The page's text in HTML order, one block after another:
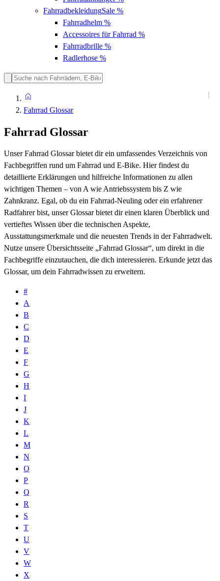
FahrradbekleidungSale %
Fahrradhelm %
Accessoires für Fahrrad %
Fahrradbrille %
Radlerhose %
Fahrrad Glossar
Fahrrad Glossar
Unser Fahrrad Glossar bietet dir ein umfassendes Verzeichnis von
Fachbegriffen rund um Fahrrad und E-Bike. Hier findest du
detaillierte Erklärungen und hilfreiche Informationen zu allen
wichtigen Themen – von A wie Antriebssystem bis Z wie
Zahnkranz. Egal, ob du ein Fahrrad-Neuling oder ein erfahrener
Radfahrer bist, unser Glossar bietet dir einen klaren Überblick und
vertieftes Wissen über die technischen Aspekte,
Ausstattungsmerkmale und die neuesten Trends in der Fahrradwelt.
Nutze unsere Übersichtsseite „Fahrrad Glossar“, um direkt in die
Fachbegriffe einzutauchen, die dich interessieren. Erkunde jetzt das
Glossar, um dein Fahrradwissen zu erweitern.
#
A
B
C
D
E
F
G
H
I
J
K
L
M
N
O
P
Q
R
S
T
U
V
W
X